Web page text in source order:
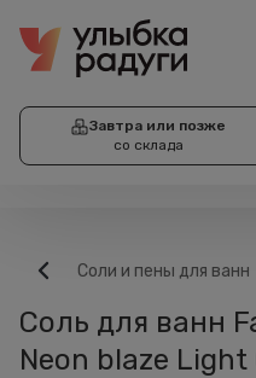
Завтра или позже
со склада
Соли и пены для ванн
Соль для ванн
Neon blaze Light